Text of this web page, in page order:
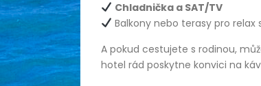
Chladnička a SAT/TV
Balkony nebo terasy pro relax
A pokud cestujete s rodinou,
hotel rád poskytne konvici na